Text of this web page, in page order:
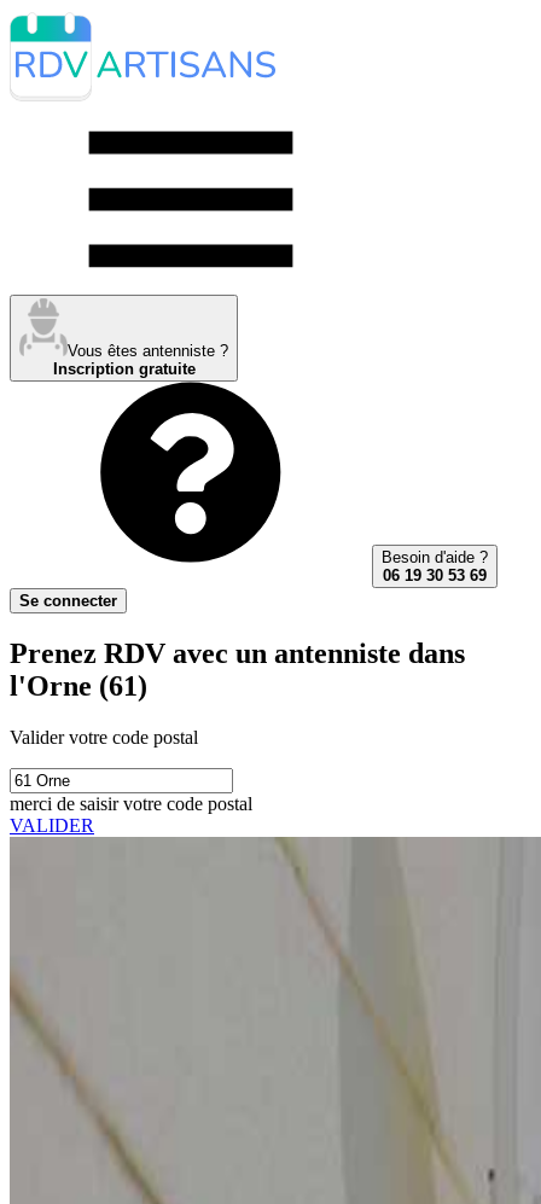
Vous êtes antenniste ?
Inscription gratuite
Besoin d'aide ?
06 19 30 53 69
Se connecter
Prenez RDV avec un antenniste dans
l'Orne (61)
Valider votre code postal
merci de saisir votre code postal
VALIDER